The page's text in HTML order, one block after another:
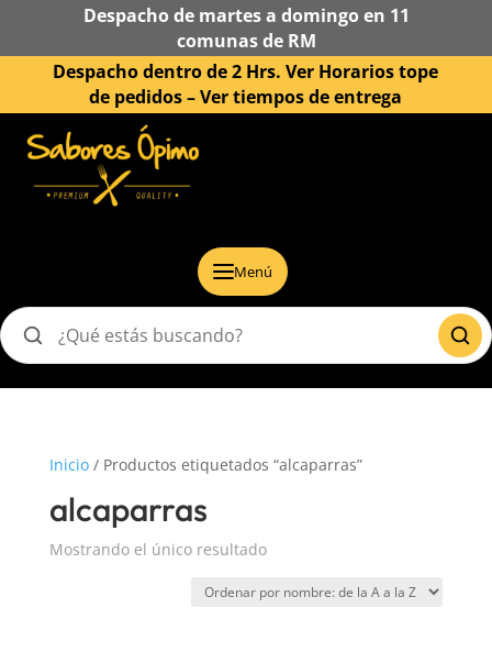
Despacho de martes a domingo en 11
comunas de RM
Despacho dentro de 2 Hrs. Ver Horarios tope
de pedidos –Ver tiempos de entrega
Menú
Buscar
Inicio/ Productos etiquetados “alcaparras”
alcaparras
Mostrando el único resultado